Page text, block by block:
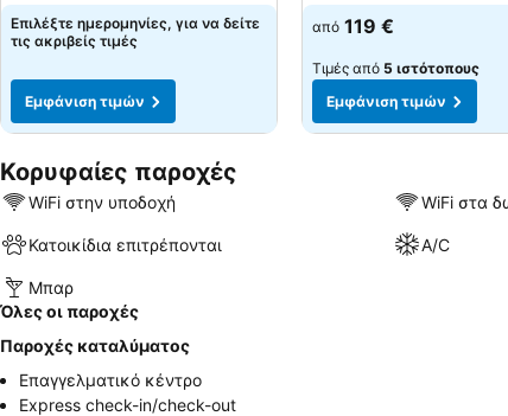
Επιλέξτε ημερομηνίες, για να δείτε
τις ακριβείς τιμές
Εμφάνιση τιμών
από 119 €
Τιμές από 5 ιστότοπους
Εμφάνιση τιμών
Κορυφαίες παροχές
WiFi στην υποδοχή WiFi στα
Κατοικίδια επιτρέπονται A/C
Μπαρ
Όλες οι παροχές
Παροχές καταλύματος
Επαγγελματικό κέντρο
Express check-in/check-out